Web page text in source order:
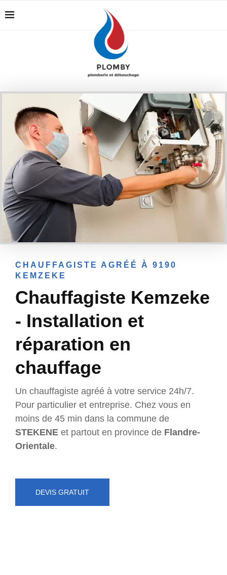
CHAUFFAGISTE AGRÉÉ À 9190
KEMZEKE
Chauffagiste Kemzeke
- Installation et
réparation en
chauffage
Un chauffagiste agréé à votre service 24h/7.
Pour particulier et entreprise. Chez vous en
moins de 45 min dans la commune de
STEKENE et partout en province de Flandre-
Orientale.
DEVIS GRATUIT